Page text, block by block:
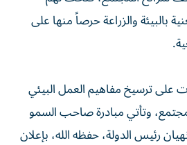
بالبيئة والزراعة حرصاً منها على
على ترسيخ مفاهيم العمل البيئي
وتأتي مبادرة صاحب السمو
رئيس الدولة، حفظه الله، بإعلان